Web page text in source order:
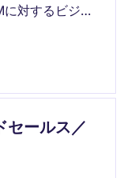
対するビジネ
機会の創出を
セールス／